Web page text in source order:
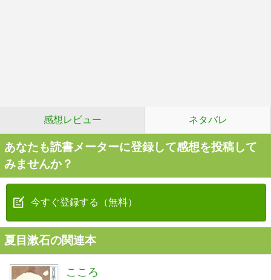
感想レビュー ネタバレ
あなたも読書メーターに登録して感想を投稿して
みませんか？
今すぐ登録する（無料）
夏目漱石の関連本
こころ